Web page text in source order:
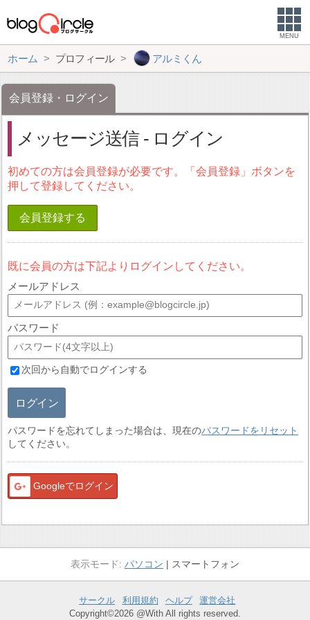
MENU
ホーム プロフィール アルミくん
会員登録・ログイン
メッセージ送信 - ログイン
初めての方は会員登録が必要です。「会員登録」ボタンを
押して登録してください。
会員登録する
既に会員の方は下記よりログインしてください。
メールアドレス
パスワード
次回から自動でログインする
ログイン
パスワードを忘れてしまった場合は、現在のパスワードをリセット
してください。
Googleでログイン
パソコン スマートフォン
サークル 利用規約 ヘルプ
運営会社
Copyright©2026 @With All rights reserved.